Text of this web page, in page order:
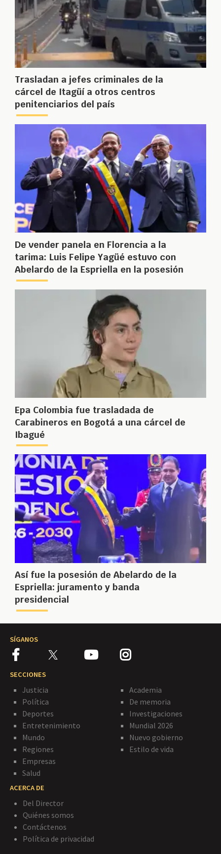
Trasladan a jefes criminales de la
cárcel de Itagüí a otros centros
penitenciarios del país
De vender panela en Florencia a la
tarima: Luis Felipe Yagüé estuvo con
Abelardo de la Espriella en la posesión
Epa Colombia fue trasladada de
Carabineros en Bogotá a una cárcel de
Ibagué
Así fue la posesión de Abelardo de la
Espriella: juramento y banda
presidencial
SÍGANOS
SECCIONES
Justicia
Política
Deportes
Entretenimiento
Mundo
Regiones
Empresas
Salud
Academia
De memoria
Investigaciones
Mundial 2026
Nuevo gobierno
Estilo de vida
ACERCA DE
Del Director
Quiénes somos
Contáctenos
Política de privacidad